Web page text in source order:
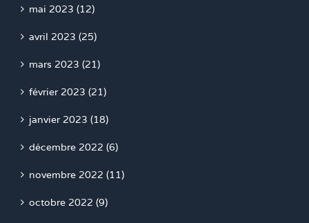
mai 2023 (12)
avril 2023 (25)
mars 2023 (21)
février 2023 (21)
janvier 2023 (18)
décembre 2022 (6)
novembre 2022 (11)
octobre 2022 (9)